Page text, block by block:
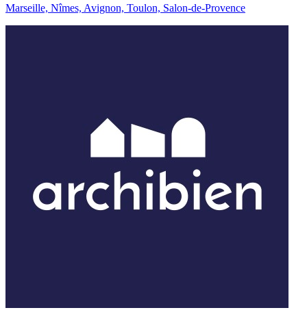
Marseille, Nîmes, Avignon, Toulon, Salon-de-Provence